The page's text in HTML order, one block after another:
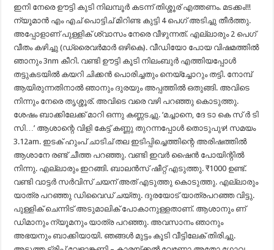
ഇനി നേരെ ഊട്ടി കുടി നിലമ്പൂർ കടന്ന് തിശ്ശൂര് എത്തണം. മടക്കം!!!
ന്യൂമാൻ എം എച് പൊട്ടിച്‌ മിറിണ്ട കുട്ടി 4 പെഗ് അടിച്ചു തീർത്തു.
അപ്പോളാണ് പുള്ളിക് ശ്വാസം നേരെ വീഴുന്നത്. എല്ലാരും 2 പെഗ്
വീതം കഴിച്ചു (ഡ്രൈവർമാർ ഒഴികെ). വീഡിയോ പോയ വിഷമത്തിൽ
ഞാനും 3nm കീറി. വണ്ടി ഊട്ടി കൂടി നിലംബുർ എത്തിയപ്പോൾ
തട്ടുകടയിൽ കയറി ചിക്കൻ പൊരിച്ചതും നെയ്ച്ചോറും തട്ടി. നോമ്പ്
ആയിരുന്നതിനാൽ ഞാനും ദുരയും അപ്പത്തിൽ ഒതുങ്ങി. അവിടെ
നിന്നും നേരെ തൃശ്ശൂര്. അവിടെ വരെ വഴി പറഞ്ഞു കൊടുത്തു.
ശേഷം ബാക്കിലേക്ക് മാറി ഒന്നു കണ്ണടച്ചു. ‘മച്ചാനെ, ദേ ടാ കെ സ് ർ ടി
സി…’ ആശാന്റെ വിളി കേട്ട് കണ്ണു തുറന്നപ്പോൾ തൊടുപുഴ! സമയം
3.12am. ഇടക് ഹുംപ് ചാടിച് തല ഇടിപ്പിച്ചെത്തിന്റെ അരിഷത്തിൽ
ആശാനേ രണ്ട് ചീത്ത പറഞ്ഞു. വണ്ടി ഇവർ ഷൈൻ പോയിന്റിൽ
നിന്നു. എല്ലാരും ഇറങ്ങി. ബാലൻസ് ഷീറ്റ് എടുത്തു. ₹1000 ഉണ്ട്.
വണ്ടി വാട്ടർ സർവിസ് ചയന് അത് എടുത്തു കൊടുത്തു. എല്ലാരും
യാത്ര പറഞ്ഞു ഡിവൈഡ് ചയ്തു. ദുരയോട് യാത്രപറഞ്ഞ വിട്ടു.
പുള്ളിക് ചെന്നിട് അടുമാലിക് പോകാനുള്ളതാണ്. ആശാനും ണ്
ഡിമാനും ന്യൂമനും യാത്ര പറഞ്ഞു. അവസാനം ഞാനും
അഭയനും ബാക്കിയായി. ഞങ്ങൾ മുട്ടം കൂടി വീട്ടിലേക് തിരിച്ചു.